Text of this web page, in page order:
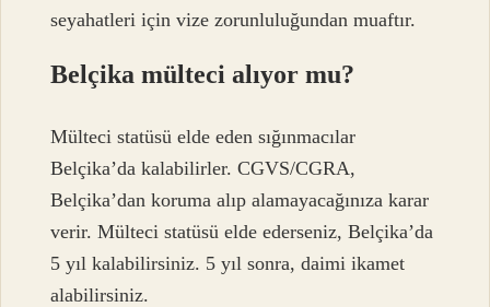
seyahatleri için vize zorunluluğundan muaftır.
Belçika mülteci alıyor mu?
Mülteci statüsü elde eden sığınmacılar
Belçika’da kalabilirler. CGVS/CGRA,
Belçika’dan koruma alıp alamayacağınıza karar
verir. Mülteci statüsü elde ederseniz, Belçika’da
5 yıl kalabilirsiniz. 5 yıl sonra, daimi ikamet
alabilirsiniz.